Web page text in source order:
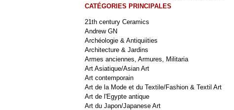
CATÉGORIES PRINCIPALES
21th century Ceramics
Andrew GN
Archéologie & Antiquiities
Architecture & Jardins
Armes anciennes, Armures, Militaria
Art Asiatique/Asian Art
Art contemporain
Art de la Mode et du Textile/Fashion & Textil Art
Art de l'Egypte antique
Art du Japon/Japanese Art